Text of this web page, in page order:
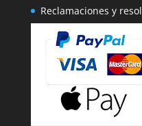
Reclamaciones y